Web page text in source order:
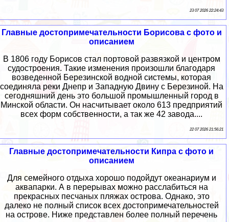
23 07 2026 22:24:43
Главные достопримечательности Борисова с фото и
описанием
В 1806 году Борисов стал портовой развязкой и центром
судостроения. Такие изменения произошли благодаря
возведенной Березинской водной системы, которая
соединяла реки Днепр и Западную Двину с Березиной. На
сегодняшний день это большой промышленный город в
Минской области. Он насчитывает около 613 предприятий
всех форм собственности, а так же 42 завода....
22 07 2026 21:56:21
Главные достопримечательности Кипра с фото и
описанием
Для семейного отдыха хорошо подойдут океанариум и
аквапарки. А в перерывах можно расслабиться на
прекрасных песчаных пляжах острова. Однако, это
далеко не полный список всех достопримечательностей
на острове. Ниже представлен более полный перечень